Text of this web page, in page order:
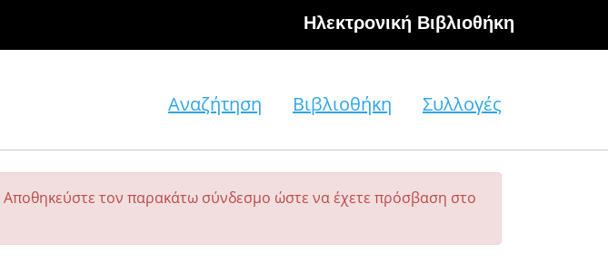
Hλεκτρονική Βιβλιοθήκη
Αναζήτηση Βιβλιοθήκη Συλλογές
Αποθηκεύστε τον παρακάτω σύνδεσμο ώστε να έχετε πρόσβαση στο